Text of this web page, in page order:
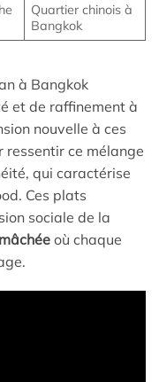
Quartier chinois à
Bangkok
à Bangkok
et de raffinement à
nouvelle à ces
ressentir ce mélange
qui caractérise
Ces plats
sociale de la
où chaque